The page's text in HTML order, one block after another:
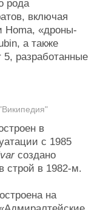
рода
включая
Homa, «дроны-
а также
разработанные
в
с 1985
создано
строй в 1982-м.
на